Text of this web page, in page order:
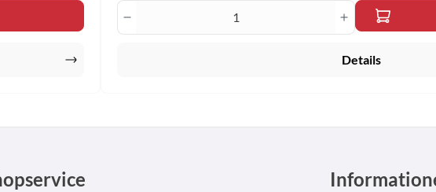
ein oder benutze die Schaltflächen um die
Produkt Anzahl: Gib den
Details